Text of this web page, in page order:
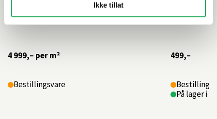
Ikke tillat
4 999,– per m²
Bestillingsvare
499,–
På lager i